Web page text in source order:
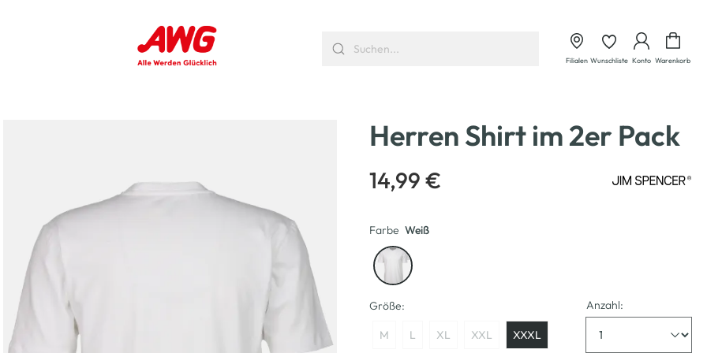
Filialen Wunschliste Konto Warenkorb
Herren Shirt im 2er Pack
14,99 €
Farbe Weiß
Größe:
M L XL XXL XXXL
Anzahl: